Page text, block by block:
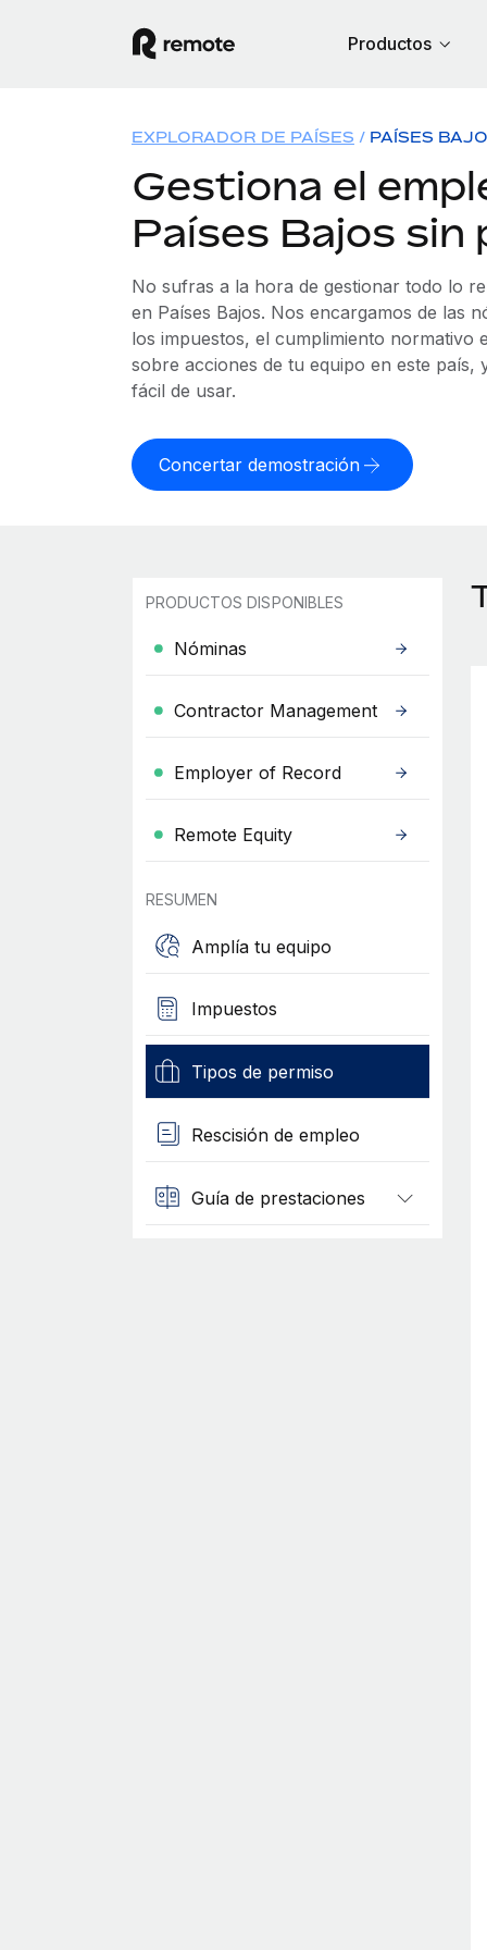
Productos
EXPLORADOR DE PAÍSES PAÍSES
Gestiona el
Países Bajos sin
No sufras a la hora de gestionar todo lo
en Países Bajos. Nos encargamos de las
los impuestos, el cumplimiento normativo
sobre acciones de tu equipo en este país,
fácil de usar.
Concertar demostración
PRODUCTOS DISPONIBLES
Nóminas
Contractor Management
Employer of Record
Remote Equity
RESUMEN
Amplía tu equipo
Impuestos
Tipos de permiso
Rescisión de empleo
Guía de prestaciones